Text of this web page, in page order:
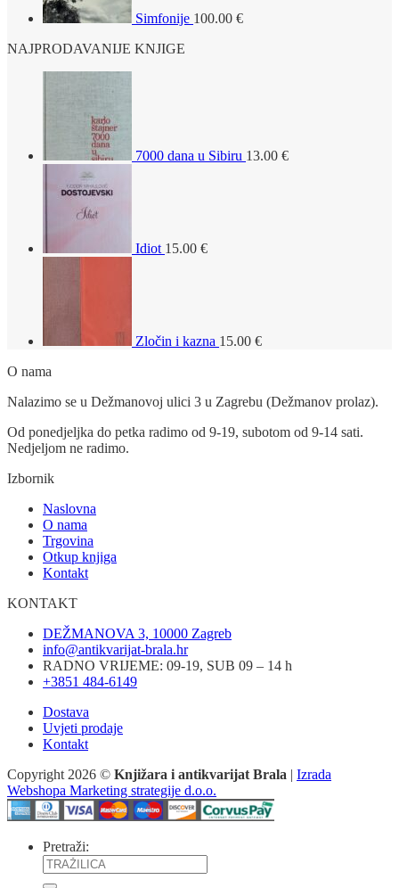
Simfonije 100.00 €
NAJPRODAVANIJE KNJIGE
7000 dana u Sibiru 13.00 €
Idiot 15.00 €
Zločin i kazna 15.00 €
O nama
Nalazimo se u Dežmanovoj ulici 3 u Zagrebu (Dežmanov prolaz).
Od ponedjeljka do petka radimo od 9-19, subotom od 9-14 sati.
Nedjeljom ne radimo.
Izbornik
Naslovna
O nama
Trgovina
Otkup knjiga
Kontakt
KONTAKT
DEŽMANOVA 3, 10000 Zagreb
info@antikvarijat-brala.hr
RADNO VRIJEME: 09-19, SUB 09 – 14 h
+3851 484-6149
Dostava
Uvjeti prodaje
Kontakt
Copyright 2026 © Knjižara i antikvarijat Brala | Izrada
Webshopa Marketing strategije d.o.o.
Pretraži: